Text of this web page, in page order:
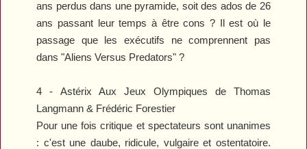
ans perdus dans une pyramide, soit des ados de 26
ans passant leur temps à être cons ? Il est où le
passage que les exécutifs ne comprennent pas
dans "Aliens Versus Predators" ?
4 -Astérix Aux Jeux Olympiques de Thomas
Langmann & Frédéric Forestier
Pour une fois critique et spectateurs sont unanimes
: c'est une daube, ridicule, vulgaire et ostentatoire.